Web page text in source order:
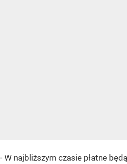
- W najbliższym czasie płatne